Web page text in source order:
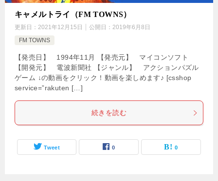
キャメルトライ（FM TOWNS）
更新日： 2021年12月15日 公開日： 2019年6月8日
FM TOWNS
【発売日】 1994年11月 【発売元】 マイコンソフト
【開発元】 電波新聞社 【ジャンル】 アクションパズル
ゲーム ↓の動画をクリック！動画を楽しめます♪ [csshop
service=”rakuten […]
続きを読む
Tweet 0 0